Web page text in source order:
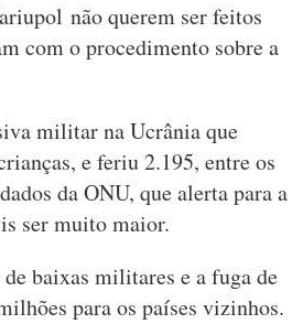
não querem ser feitos
com o procedimento sobre a
militar na Ucrânia que
e feriu 2.195, entre os
da ONU, que alerta para a
ser muito maior.
baixas militares e a fuga de
para os países vizinhos.